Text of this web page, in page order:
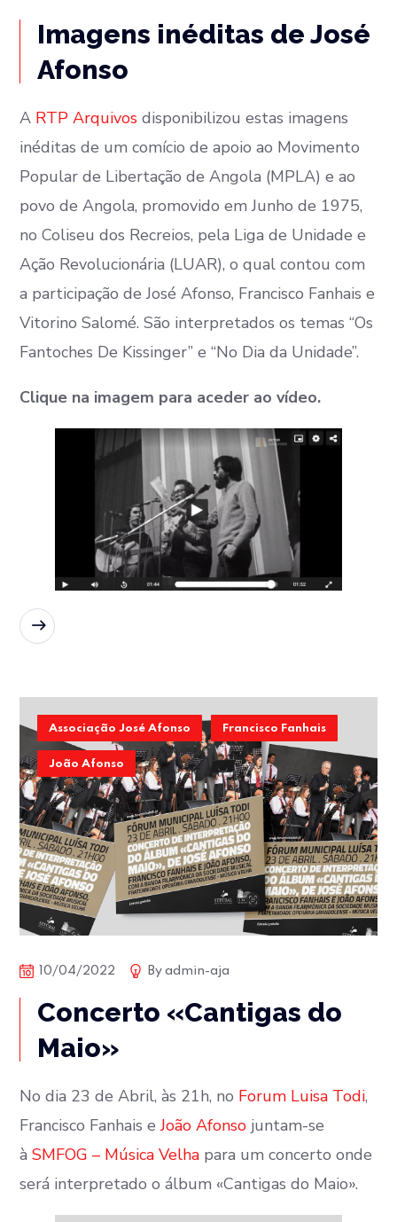
Imagens inéditas de José
Afonso
A RTP Arquivos disponibilizou estas imagens
inéditas de um comício de apoio ao Movimento
Popular de Libertação de Angola (MPLA) e ao
povo de Angola, promovido em Junho de 1975,
no Coliseu dos Recreios, pela Liga de Unidade e
Ação Revolucionária (LUAR), o qual contou com
a participação de José Afonso, Francisco Fanhais e
Vitorino Salomé. São interpretados os temas “Os
Fantoches De Kissinger” e “No Dia da Unidade”.
Clique na imagem para aceder ao vídeo.
Associação José Afonso Francisco Fanhais
João Afonso
10/04/2022 Byadmin-aja
Concerto «Cantigas do
Maio»
No dia 23 de Abril, às 21h, no Forum Luisa Todi,
Francisco Fanhais eJoão Afonso juntam-se
àSMFOG – Música Velha para um concerto onde
será interpretado o álbum «Cantigas do Maio».